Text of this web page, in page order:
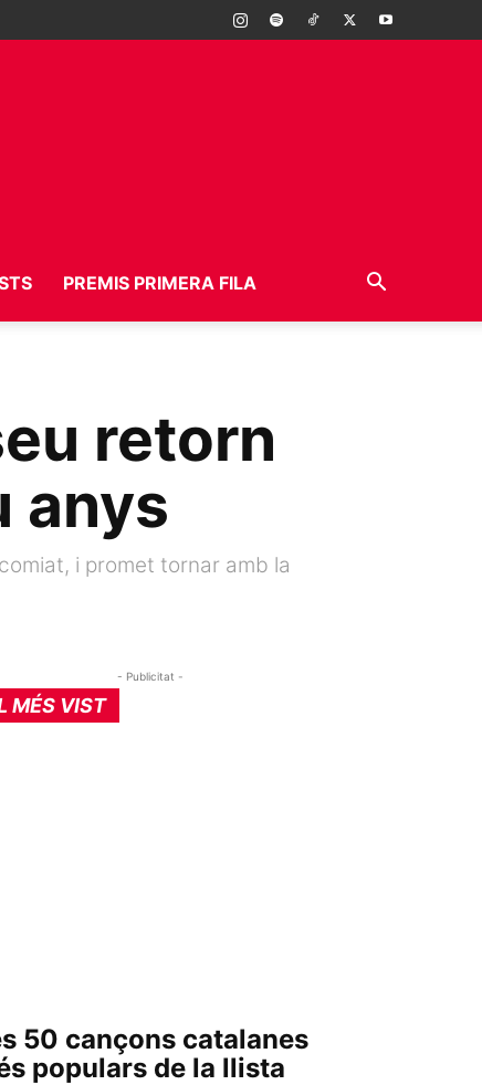
PREMIS PRIMERA FILA
retorn
anys
i promet tornar amb la
- Publicitat -
MÉS VIST
50 cançons catalanes
populars de la llista